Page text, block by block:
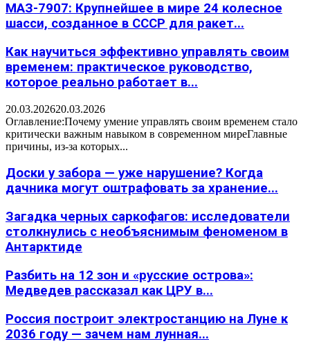
МАЗ-7907: Крупнейшее в мире 24 колесное
шасси, созданное в СССР для ракет...
Как научиться эффективно управлять своим
временем: практическое руководство,
которое реально работает в...
20.03.202620.03.2026
Оглавление:Почему умение управлять своим временем стало
критически важным навыком в современном миреГлавные
причины, из-за которых...
Доски у забора — уже нарушение? Когда
дачника могут оштрафовать за хранение...
Загадка черных саркофагов: исследователи
столкнулись с необъяснимым феноменом в
Антарктиде
Разбить на 12 зон и «русские острова»:
Медведев рассказал как ЦРУ в...
Россия построит электростанцию на Луне к
2036 году — зачем нам лунная...